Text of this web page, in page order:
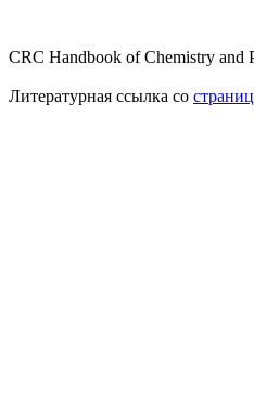
CRC Handbook of Chemistry and
Литературная ссылка со